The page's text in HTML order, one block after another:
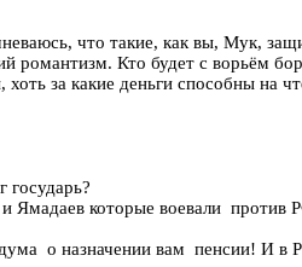
что такие, как вы, Мук,
Кто будет с ворьём
за какие деньги способны
которые воевали
о назначении вам пенсии!